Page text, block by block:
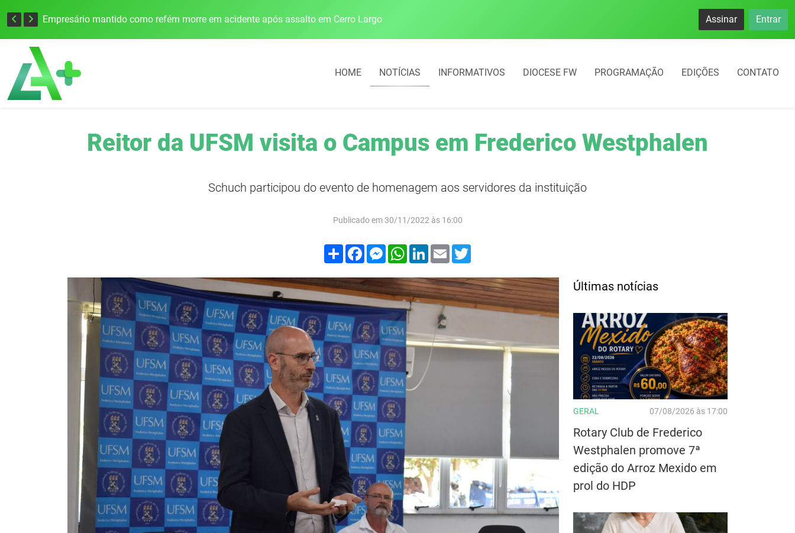
Empresário mantido como refém morre em acidente após assalto em Cerro Largo Cobrança do estacionamento rotativo começará em 10 dias em Frederico
Assinar Entrar
HOME NOTÍCIAS INFORMATIVOS DIOCESE FW PROGRAMAÇÃO EDIÇÕES CONTATO
Reitor da UFSM visita o Campus em Frederico Westphalen
Schuch participou do evento de homenagem aos servidores da instituição
Publicado em 30/11/2022 às 16:00
Compartilhar
FacebookMessenger
WhatsApp
LinkedIn
Email
Últimas notícias
GERAL 07/08/2026 às 17:00
Rotary Club de Frederico
Westphalen promove 7ª
edição do Arroz Mexido em
prol do HDP